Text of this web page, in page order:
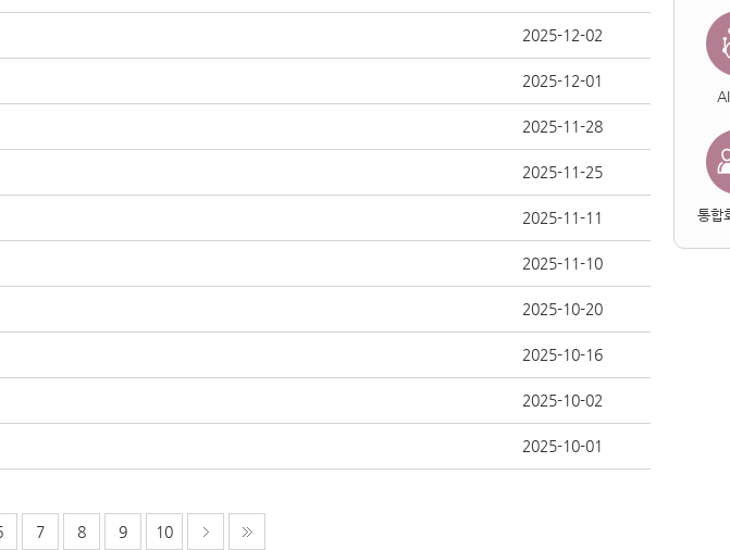
2025-12-02
2025-12-01
2025-11-28
2025-11-25
2025-11-11
2025-11-10
2025-10-20
2025-10-16
2025-10-02
2025-10-01
7 8 9 10
통합